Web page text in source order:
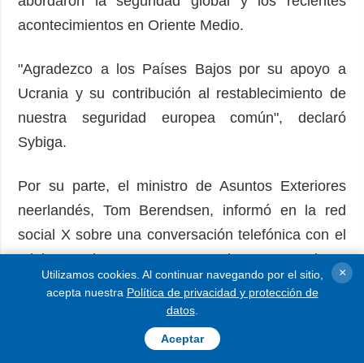
acontecimientos en Oriente Medio.
"Agradezco a los Países Bajos por su apoyo a
Ucrania y su contribución al restablecimiento de
nuestra seguridad europea común", declaró
Sybiga.
Por su parte, el ministro de Asuntos Exteriores
neerlandés, Tom Berendsen, informó en la red
social X sobre una conversación telefónica con el
ministro de Asuntos Exteriores ucraniano,
señalando que el apoyo a Ucrania sigue siendo
una prioridad para los Países Bajos, "tanto ahora
como para los próximos años". "Estamos
Utilizamos cookies. Al continuar navegando por el sitio,
acepta nuestra Política de privacidad y protección de
datos.
Aceptar
×